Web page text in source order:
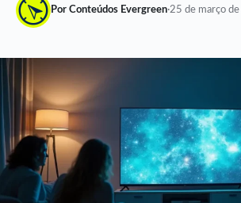
Por Conteúdos Evergreen·25 de março